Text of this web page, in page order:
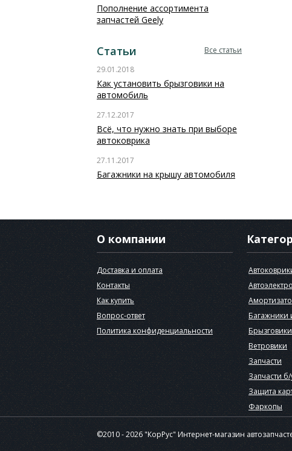
Пополнение ассортимента
запчастей Geely
Статьи
Все статьи
29.01.2018
Как установить брызговики на
автомобиль
27.12.2017
Всё, что нужно знать при выборе
автоковрика
27.11.2017
Багажники на крышу автомобиля
О компании
Доставка и оплата
Контакты
Как купить
Вопрос-ответ
Политика конфиденциальности
Багажники
Ветровики
Запчасти
Запчасти б/
Защита
Фаркопы
©2010 - 2026 "КорРус" Интернет-магазин